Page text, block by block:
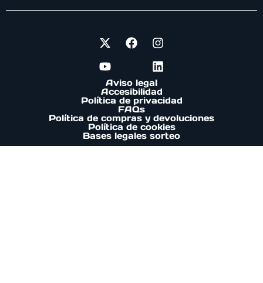
Aviso legal
Accesibilidad
Política de privacidad
FAQs
Política de compras y devoluciones
Política de cookies
Bases legales sorteo